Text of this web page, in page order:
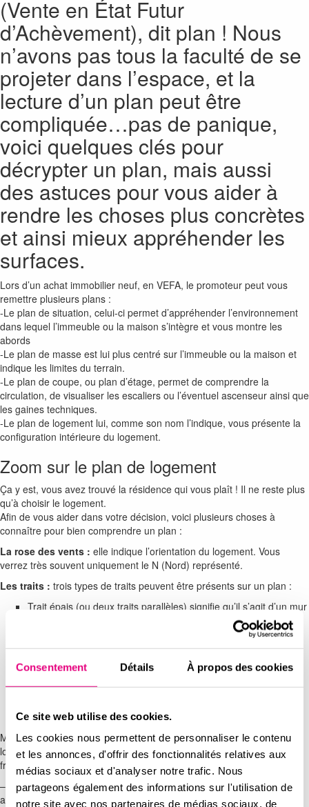
Consentement Détails À propos des cookies
Ce site web utilise des cookies.
Les cookies nous permettent de personnaliser le contenu
et les annonces, d'offrir des fonctionnalités relatives aux
médias sociaux et d'analyser notre trafic. Nous
partageons également des informations sur l'utilisation de
notre site avec nos partenaires de médias sociaux, de
(Vente en État Futur
d’Achèvement), dit plan ! Nous
n’avons pas tous la faculté de se
projeter dans l’espace, et la
lecture d’un plan peut être
compliquée…pas de panique,
voici quelques clés pour
décrypter un plan, mais aussi
des astuces pour vous aider à
rendre les choses plus concrètes
et ainsi mieux appréhender les
surfaces.
Lors d’un achat immobilier neuf, en VEFA, le promoteur peut vous
remettre plusieurs plans :
-Le plan de situation, celui-ci permet d’appréhender l’environnement
dans lequel l’immeuble ou la maison s’intègre et vous montre les
abords
-Le plan de masse est lui plus centré sur l’immeuble ou la maison et
indique les limites du terrain.
-Le plan de coupe, ou plan d’étage, permet de comprendre la
circulation, de visualiser les escaliers ou l’éventuel ascenseur ainsi que
les gaines techniques.
-Le plan de logement lui, comme son nom l’indique, vous présente la
configuration intérieure du logement.
Zoom sur le plan de logement
Ça y est, vous avez trouvé la résidence qui vous plaît ! Il ne reste plus
qu’à choisir le logement.
Afin de vous aider dans votre décision, voici plusieurs choses à
connaître pour bien comprendre un plan :
La rose des vents : elle indique l’orientation du logement. Vous
verrez très souvent uniquement le N (Nord) représenté.
Les traits : trois types de traits peuvent être présents sur un plan :
Trait épais (ou deux traits parallèles) signifie qu’il s’agit d’un mur
Trait hachuré pour les murs doublés.
Les cercles : ils représentent le rayon de rotation d’un fauteuil
roulant. Dans la construction neuve, les logements sont soumis
aux normes dites PMR (Personnes à Mobilité Réduite).
portes et fenêtres.
Maintenant que vous avez réussi à comprendre la configuration du
logement, voici un petit lexique des sigles que l’on rencontre
fréquemment sur les plans :
– ALL : allège. C’est l’espace entre le sol et la fenêtre (cette
abréviation est toujours accompagnée d’un chiffre indiquant la